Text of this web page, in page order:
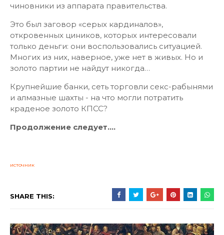
чиновники из аппарата правительства.
Это был заговор «серых кардиналов»,
откровенных циников, которых интересовали
только деньги: они воспользовались ситуацией.
Многих из них, наверное, уже нет в живых. Но и
золото партии не найдут никогда…
Крупнейшие банки, сеть торговли секс-рабынями
и алмазные шахты - на что могли потратить
краденое золото КПСС?
Продолжение следует….
источник
SHARE THIS: